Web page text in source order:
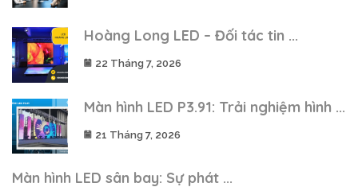
Hoàng Long LED – Đối tác tin ...
22 Tháng 7, 2026
Màn hình LED P3.91: Trải nghiệm hình ...
21 Tháng 7, 2026
Màn hình LED sân bay: Sự phát ...